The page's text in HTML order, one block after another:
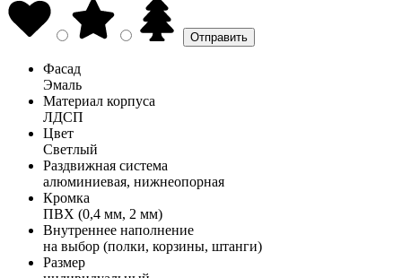
Фасад
Эмаль
Материал корпуса
ЛДСП
Цвет
Светлый
Раздвижная система
алюминиевая, нижнеопорная
Кромка
ПВХ (0,4 мм, 2 мм)
Внутреннее наполнение
на выбор (полки, корзины, штанги)
Размер